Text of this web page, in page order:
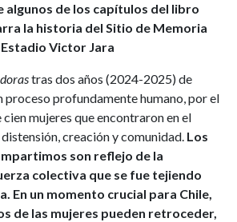
algunos de los capítulos del libro
la historia del Sitio de Memoria
Estadio Victor Jara
tras dos años (2024-2025) de
proceso profundamente humano, por el
cien mujeres que encontraron en el
creación y comunidad. Los
son reflejo de la
colectiva que se fue tejiendo
En un momento crucial para Chile,
de las mujeres pueden retroceder,